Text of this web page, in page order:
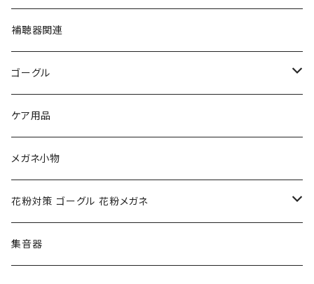
フルラ FURLA
トムフォード TOM FORD
NIKE ナイキ
クロエ chloe
ポリス POLICE
adidas アディダス
FURLA フルラ
トムフォード TOM FORD
Oakley オークリー
renoma レノマ
RODEN STOCK ローデンストック
アーバンリサーチ URBAN RESEARCH
PORSCHE DESIGN ポルシェデザイン
ルーペ
補聴器関連
ゴーグル
アックス AXE
花粉対策ゴーグル
度つき対応ゴーグル
コンバース CONVERSE
ケア用品
メガネ小物
花粉対策 ゴーグル 花粉メガネ
S-size
集音器